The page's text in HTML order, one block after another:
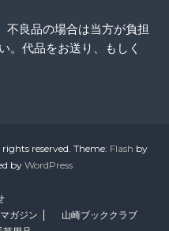
不良品の場合は当方が負担
。代品をお送り、もしく
rights reserved. Theme: Flash by
by WordPress
ガジン
山崎ブッククラブ